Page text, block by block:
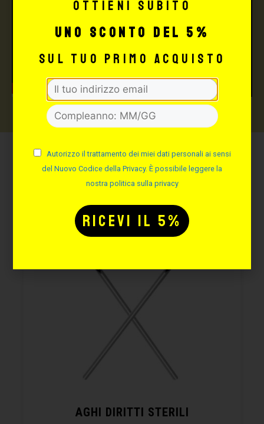
Potrebbe interessarti
anche:
AGHI DIRITTI STERILI
Ottieni subito
uno sconto del 5%
sul tuo primo acquisto
Autorizzo il trattamento dei miei dati personali ai sensi
del Nuovo Codice della Privacy. È possibile leggere la
nostra politica sulla privacy